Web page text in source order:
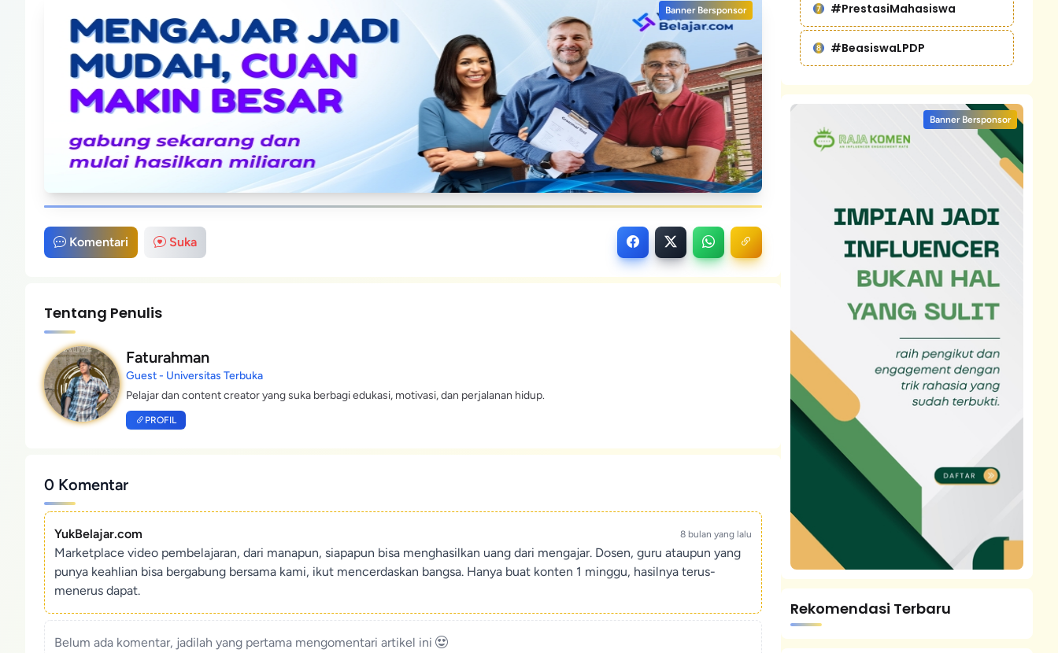
Banner Bersponsor
Komentari Suka
Tentang Penulis
Faturahman
Guest - Universitas Terbuka
Pelajar dan content creator yang suka berbagi edukasi, motivasi, dan perjalanan hidup.
PROFIL
0 Komentar
YukBelajar.com 8 bulan yang lalu
Marketplace video pembelajaran, dari manapun, siapapun bisa menghasilkan uang dari mengajar. Dosen, guru ataupun yang
punya keahlian bisa bergabung bersama kami, ikut mencerdaskan bangsa. Hanya buat konten 1 minggu, hasilnya terus-
menerus dapat.
Belum ada komentar, jadilah yang pertama mengomentari artikel ini
#PrestasiMahasiswa
#BeasiswaLPDP
Banner Bersponsor
Rekomendasi Terbaru